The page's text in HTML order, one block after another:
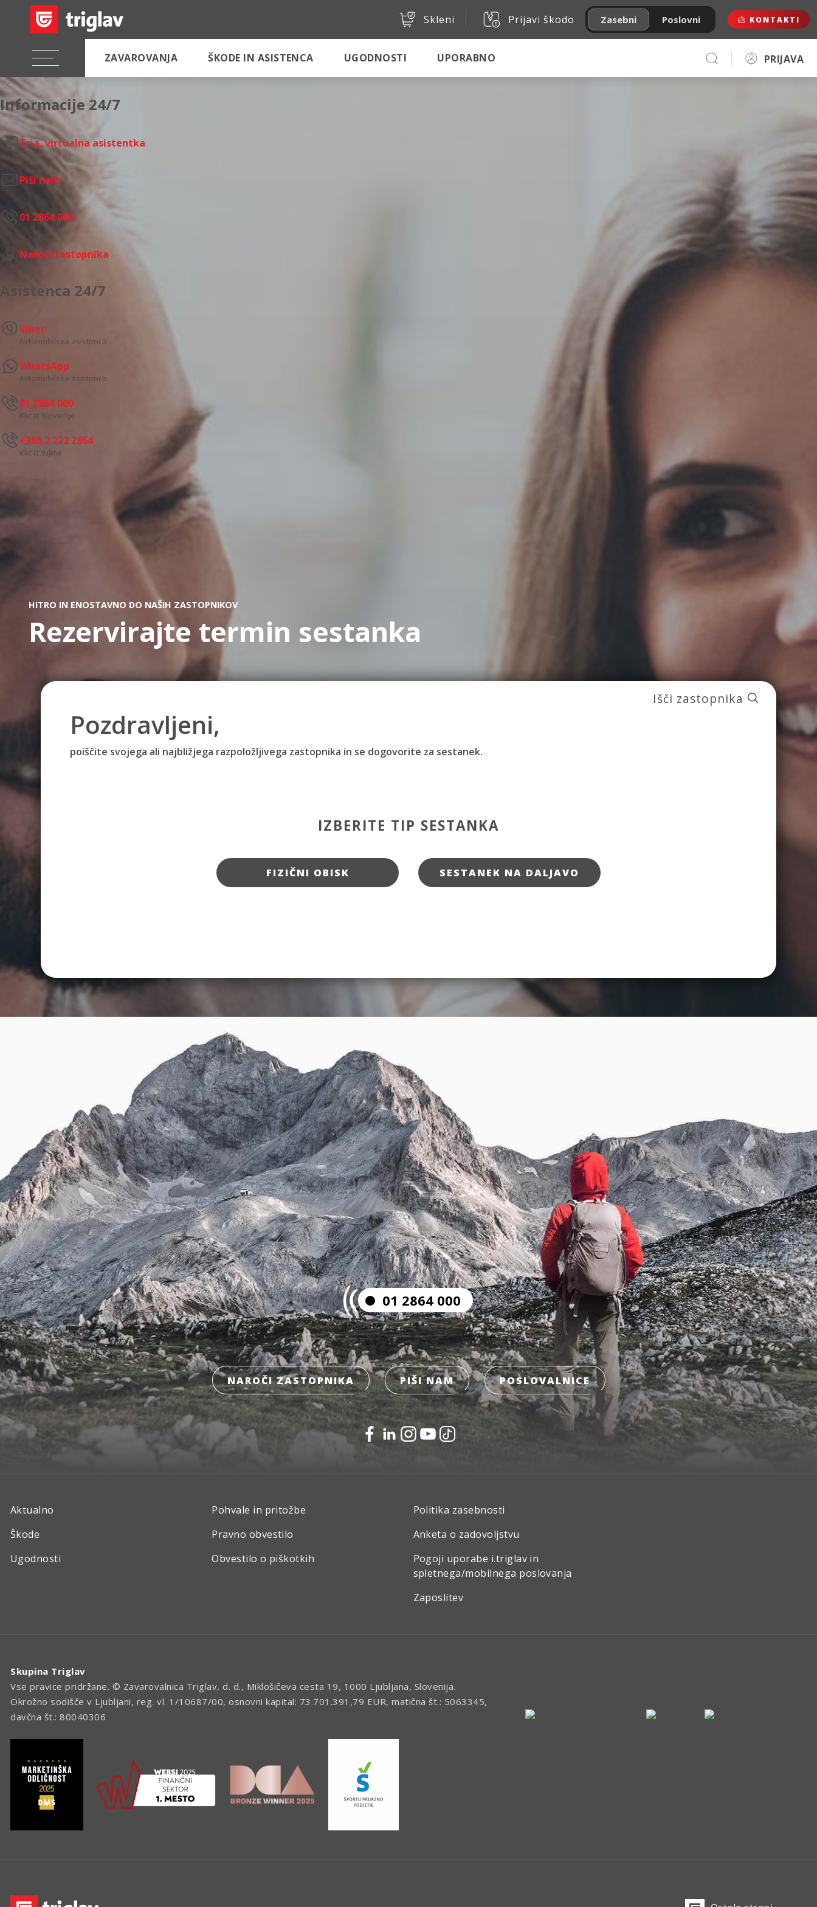
Skleni Prijavi škodo Zasebni Poslovni KONTAKTI
ZAVAROVANJA ŠKODE IN ASISTENCA UGODNOSTI UPORABNO PRIJAVA
Informacije 24/7
Tria, virtualna asistentka
Piši nam
01 2864 000
Naroči zastopnika
Asistenca 24/7
Viber
Avtomobilska asistenca
WhatsApp
Avtomobilska asistenca
01 2864 000
Klic iz Slovenije
+386 2 222 2864
Klic iz tujine
HITRO IN ENOSTAVNO DO NAŠIH ZASTOPNIKOV
Rezervirajte termin sestanka
Išči zastopnika
Pozdravljeni,
poiščite svojega ali najbližjega razpoložljivega zastopnika in se dogovorite za sestanek.
IZBERITE TIP SESTANKA
FIZIČNI OBISK SESTANEK NA DALJAVO
01 2864 000
NAROČI ZASTOPNIKA PIŠI NAM POSLOVALNICE
Aktualno
Škode
Ugodnosti
Pohvale in pritožbe
Pravno obvestilo
Obvestilo o piškotkih
Politika zasebnosti
Anketa o zadovoljstvu
Pogoji uporabe i.triglav in
spletnega/mobilnega poslovanja
Zaposlitev
Skupina Triglav
Vse pravice pridržane. © Zavarovalnica Triglav, d. d., Miklošičeva cesta 19, 1000 Ljubljana, Slovenija.
Okrožno sodišče v Ljubljani, reg. vl. 1/10687/00, osnovni kapital: 73.701.391,79 EUR, matična št.: 5063345,
davčna št.: 80040306